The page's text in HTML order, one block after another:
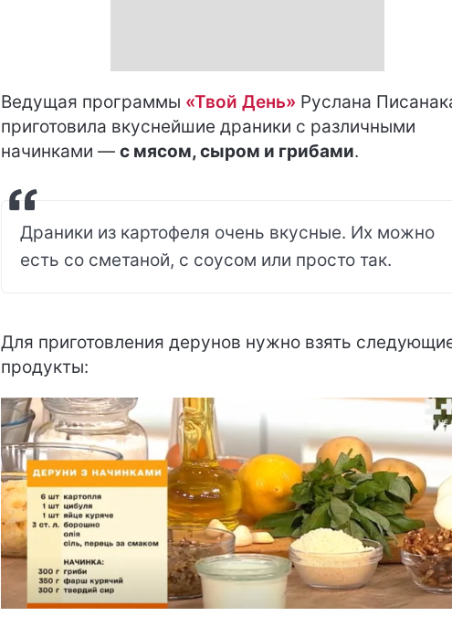
Ведущая программы «Твой День» Руслана
приготовила вкуснейшие драники с различными
начинками — с мясом, сыром и грибами.
Драники из картофеля очень вкусные. Их можно
есть со сметаной, с соусом или просто так.
Для приготовления дерунов нужно взять
продукты: